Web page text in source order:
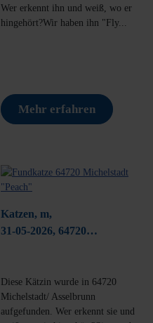
Wer erkennt ihn und weiß, wo er
hingehört?Wir haben ihn "Fly...
Mehr erfahren
Katzen, m,
31-05-2026, 64720
Diese Kätzin wurde in 64720
Michelstadt/ Asselbrunn
aufgefunden. Wer erkennt sie und